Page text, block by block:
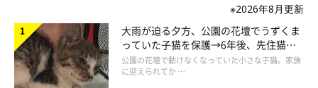
次は好きなゴハンだったらいいね！
参照／YouTube（【モアクリ】 コレジャナイ・・・）
※2026年8月更新
大雨が迫る夕方、公園の花壇でうずくま
っていた子猫を保護→6年後、先住猫
と“姉妹”のような関係に
公園の花壇で動けなくなっていた小さな子猫。家族
に迎えられてか …